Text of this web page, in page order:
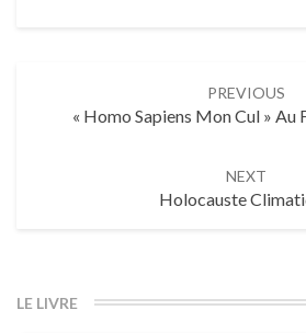
navigation
PREVIOUS
« Homo Sapiens Mon Cul » Au
NEXT
Holocauste
LE LIVRE